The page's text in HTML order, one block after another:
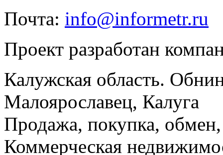
Почта: info@informetr.ru
Проект разработан
Калужская область.
Малоярославец, Калуга
Продажа, покупка, обмен,
Коммерческая